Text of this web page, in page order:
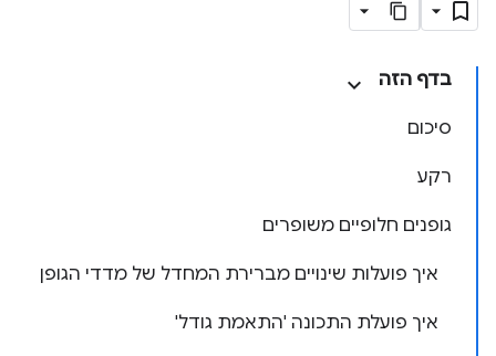
בדף הזה
סיכום
רקע
גופנים חלופיים משופרים
איך פועלות שינויים מברירת המחדל של מדדי הגופן
איך פועלת התכונה 'התאמת גודל'